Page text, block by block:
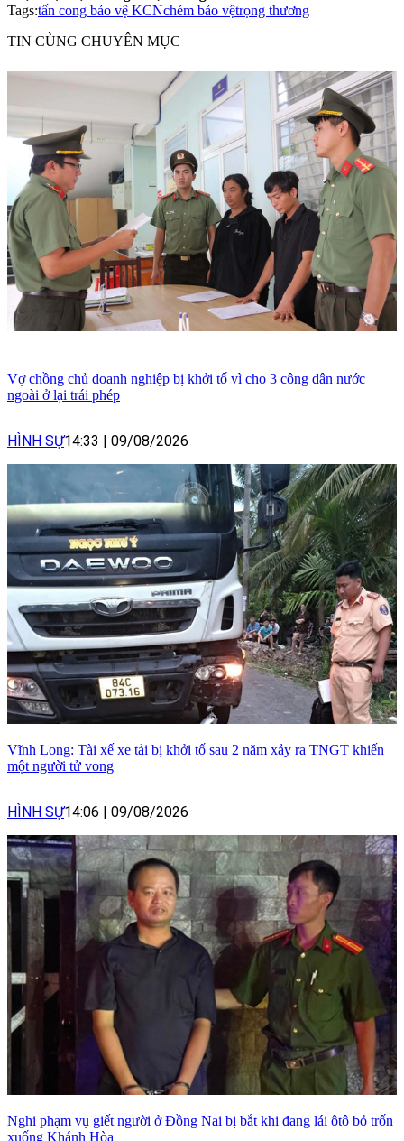
Tags:tấn cong bảo vệ KCNchém bảo vệtrọng thương
TIN CÙNG CHUYÊN MỤC
Vợ chồng chủ doanh nghiệp bị khởi tố vì cho 3 công dân nước
ngoài ở lại trái phép
HÌNH SỰ14:33 09/08/2026
Vĩnh Long: Tài xế xe tải bị khởi tố sau 2 năm xảy ra TNGT khiến
một người tử vong
HÌNH SỰ14:06 09/08/2026
Nghi phạm vụ giết người ở Đồng Nai bị bắt khi đang lái ôtô bỏ trốn
xuống Khánh Hòa